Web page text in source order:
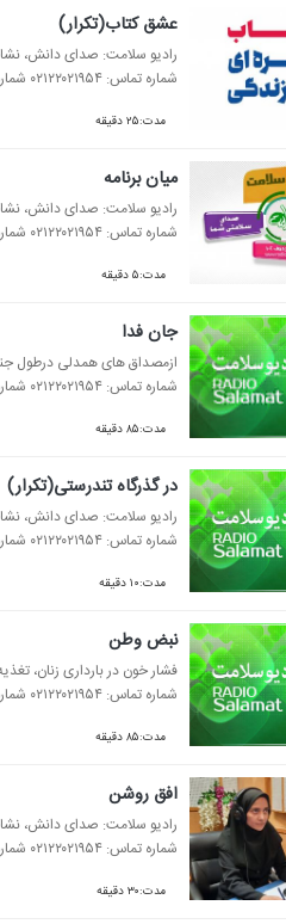
عشق كتاب(تكرار)
رادیو سلامت: صدای دانش،
شماره تماس: ۰۲۱۲۲۰۲۱۹۵۴ شماره تلفن گویا: ۰۲۱۲۷۸۶۰۱۰۲ شماره پیامك: ۳۰۰۰۰۱۰۲
مدت:۲۵ دقیقه
میان برنامه
رادیو سلامت: صدای دانش،
شماره تماس: ۰۲۱۲۲۰۲۱۹۵۴ شماره تلفن گویا: ۰۲۱۲۷۸۶۰۱۰۲ شماره پیامك: ۳۰۰۰۰۱۰۲
مدت:۵ دقیقه
جان فدا
ازمصداق های همدلی درطول جنگ
شماره تماس: ۰۲۱۲۲۰۲۱۹۵۴ شماره تلفن گویا: ۰۲۱۲۷۸۶۰۱۰۲ شماره پیامك: ۳۰۰۰۰۱۰۲
مدت:۸۵ دقیقه
در گذرگاه تندرستی(تكرار)
رادیو سلامت: صدای دانش،
شماره تماس: ۰۲۱۲۲۰۲۱۹۵۴ شماره تلفن گویا: ۰۲۱۲۷۸۶۰۱۰۲ شماره پیامك: ۳۰۰۰۰۱۰۲
مدت:۱۰ دقیقه
نبض وطن
فشار خون در بارداری زنان،
شماره تماس: ۰۲۱۲۲۰۲۱۹۵۴ شماره تلفن گویا: ۰۲۱۲۷۸۶۰۱۰۲ شماره پیامك: ۳۰۰۰۰۱۰۲
مدت:۸۵ دقیقه
افق روشن
رادیو سلامت: صدای دانش،
شماره تماس: ۰۲۱۲۲۰۲۱۹۵۴ شماره تلفن گویا: ۰۲۱۲۷۸۶۰۱۰۲ شماره پیامك: ۳۰۰۰۰۱۰۲
مدت:۳۰ دقیقه